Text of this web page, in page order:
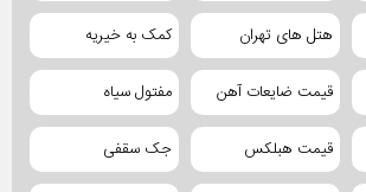
هتل های تهران کمک به خیریه
قیمت ضایعات آهن مفتول سیاه
قیمت هبلکس جک سقفی